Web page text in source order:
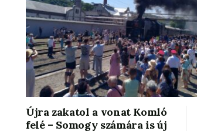
Újra zakatol a vonat Komló
felé – Somogy számára is új